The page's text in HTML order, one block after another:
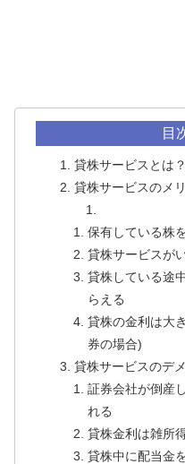
目
貸株サービスとは？
貸株サービスのメ
保有している株
貸株サービスが
貸株している途
らえる
貸株の金利は大
券の場合)
貸株サービスのデ
証券会社が倒産
れる
貸株金利は雑所
貸株中に配当金